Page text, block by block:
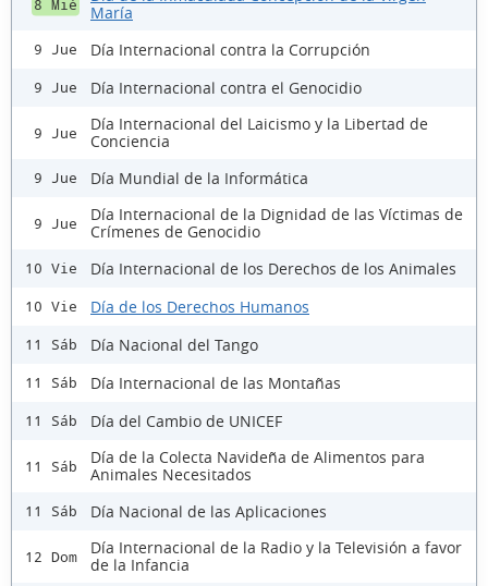
8 Mié
María
9 Jue Día Internacional contra la Corrupción
9 Jue Día Internacional contra el Genocidio
9 Jue
Día Internacional del Laicismo y la Libertad de
Conciencia
9 Jue Día Mundial de la Informática
9 Jue
Día Internacional de la Dignidad de las Víctimas de
Crímenes de Genocidio
10 Vie Día Internacional de los Derechos de los Animales
10 Vie Día de los Derechos Humanos
11 Sáb Día Nacional del Tango
11 Sáb Día Internacional de las Montañas
11 Sáb Día del Cambio de UNICEF
11 Sáb
Día de la Colecta Navideña de Alimentos para
Animales Necesitados
11 Sáb Día Nacional de las Aplicaciones
12 Dom
Día Internacional de la Radio y la Televisión a favor
de la Infancia